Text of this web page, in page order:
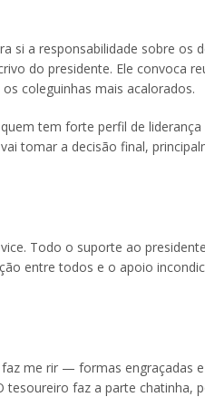
si a responsabilidade sobre os
do presidente. Ele convoca
os coleguinhas mais acalorados.
tem forte perfil de
tomar a decisão final,
Todo o suporte ao
entre todos e o apoio
me rir — formas engraçadas
tesoureiro faz a parte chatinha,